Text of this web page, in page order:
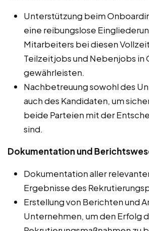
Unterstützung beim
eine reibungslose
Mitarbeiters bei diesen
Teilzeitjobs und Nebenjobs in
gewährleisten.
Nachbetreuung sowohl des
auch des Kandidaten, um
beide Parteien mit der
sind.
Dokumentation und
Dokumentation aller
Ergebnisse des
Erstellung von Berichten und
Unternehmen, um den Erfolg